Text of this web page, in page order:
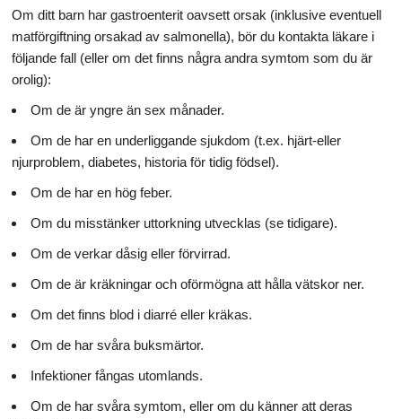
Om ditt barn har gastroenterit oavsett orsak (inklusive eventuell
matförgiftning orsakad av salmonella), bör du kontakta läkare i
följande fall (eller om det finns några andra symtom som du är
orolig):
Om de är yngre än sex månader.
Om de har en underliggande sjukdom (t.ex. hjärt-eller
njurproblem, diabetes, historia för tidig födsel).
Om de har en hög feber.
Om du misstänker uttorkning utvecklas (se tidigare).
Om de verkar dåsig eller förvirrad.
Om de är kräkningar och oförmögna att hålla vätskor ner.
Om det finns blod i diarré eller kräkas.
Om de har svåra buksmärtor.
Infektioner fångas utomlands.
Om de har svåra symtom, eller om du känner att deras